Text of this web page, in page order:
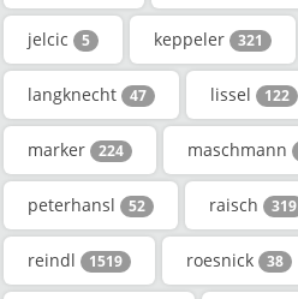
jelcic 5 keppeler 321
langknecht 47 lissel 122
marker 224 maschmann
peterhansl 52 raisch 319
reindl 1519 roesnick 38